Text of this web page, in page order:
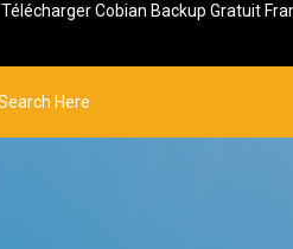
Télécharger Cobian Backup Gratuit